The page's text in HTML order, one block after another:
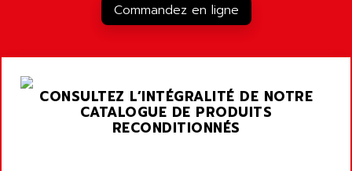
Commandez en ligne
CONSULTEZ L’INTÉGRALITÉ DE NOTRE
CATALOGUE DE PRODUITS
RECONDITIONNÉS